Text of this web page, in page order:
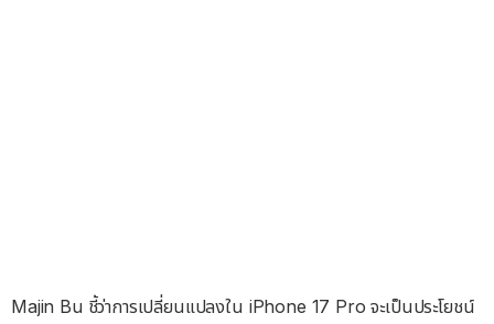
Majin Bu ชี้ว่าการเปลี่ยนแปลงใน iPhone 17 Pro จะเป็นประโยชน์